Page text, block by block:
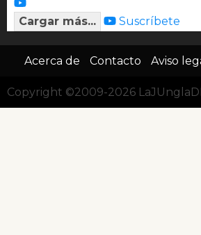
Cargar más... Suscríbete
Acerca de Contacto Aviso
Copyright ©2009-2026